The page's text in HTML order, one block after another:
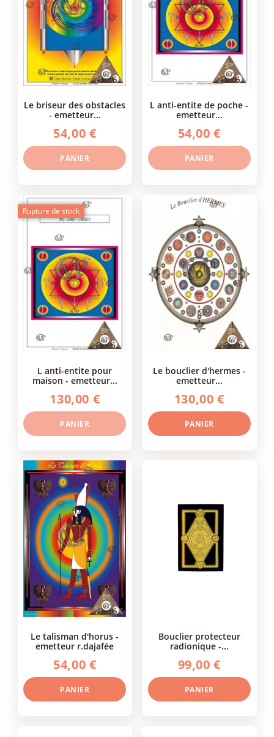
le briseur des obstacles
- emetteur...
54,00 €
PANIER
l anti-entite de poche -
emetteur...
54,00 €
PANIER
l anti-entite pour
maison - emetteur...
130,00 €
PANIER
Rupture de stock
le bouclier d'hermes -
emetteur...
130,00 €
PANIER
le talisman d'horus -
emetteur r.dajafée
54,00 €
PANIER
bouclier protecteur
radionique -...
99,00 €
PANIER